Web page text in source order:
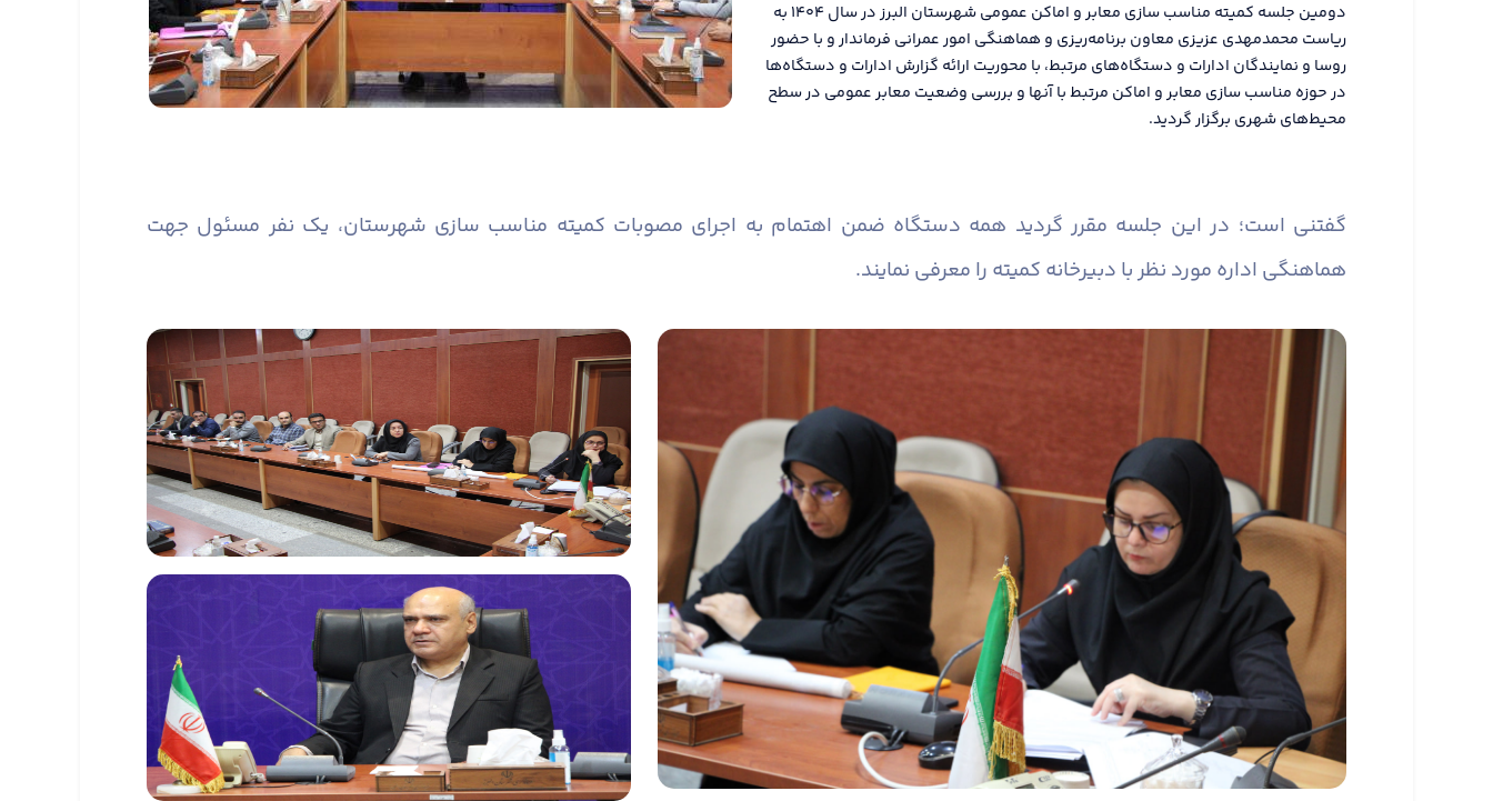
دومین جلسه کمیته مناسب سازی معابر و اماکن عمومی شهرستان البرز در سال ۱۴۰۴ به
ریاست محمدمهدی عزیزی معاون برنامه‌ریزی و هماهنگی امور عمرانی فرماندار و با حضور
روسا و نمایندگان ادارات و دستگاه‌های مرتبط، با محوریت ارائه گزارش ادارات و دستگاه‌ها
در حوزه مناسب سازی معابر و اماکن مرتبط با آنها و بررسی وضعیت معابر عمومی در سطح
محیط‌های شهری برگزار گردید.
گفتنی است؛ در این جلسه مقرر گردید همه دستگاه ضمن اهتمام به اجرای مصوبات کمیته مناسب سازی شهرستان، یک نفر مسئول جهت
هماهنگی اداره مورد نظر با دبیرخانه کمیته را معرفی نمایند.